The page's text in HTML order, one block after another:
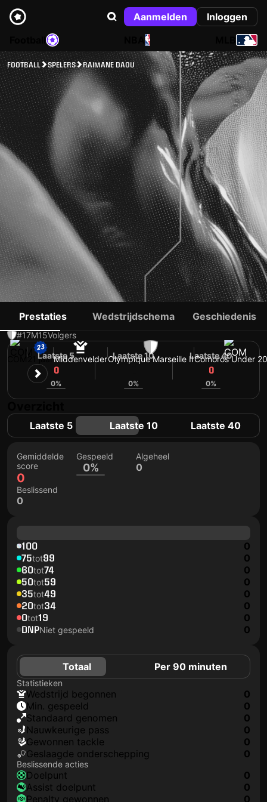
Aanmelden
Inloggen
NBA
FOOTBALL SPELERS RAIMANE DAOU
RAIMANE DAOU
#17M15Volgers
21 jaarMiddenvelderOlympique Marseille IIComoros Under 20
Prestaties Wedstrijdschema Geschiedenis
Laatste 5
0
0%
Laatste 10
0%
Laatste 40
0
0%
Laatste 5 Laatste 10 Laatste 40
Gemiddelde
score
0
Gespeeld
0%
Algeheel
0
Beslissend
0
100 0
75tot99 0
60tot74 0
50tot59 0
35tot49 0
20tot34 0
0tot19 0
DNPNiet gespeeld 0
Totaal Per 90 minuten
Statistieken
wedstrijd begonnen
0
min. gespeeld
0
Standaard genomen
0
nauwkeurige pass
0
gewonnen tackle
0
geslaagde onderschepping
0
Beslissende acties
doelpunt
0
assist doelpunt
0
penalty gewonnen
0